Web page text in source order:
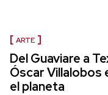
ARTE
Del Guaviare a
Óscar Villalobos
el planeta